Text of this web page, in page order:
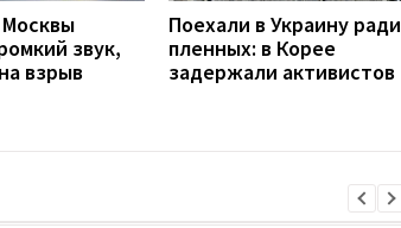
звук,
взрыв
Поехали в Украину ради
пленных: в Корее
задержали активистов